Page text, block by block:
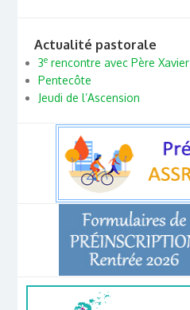
Actualité pastorale
3erencontre avec Père Xavier
Pentecôte
Jeudi de l’Ascension